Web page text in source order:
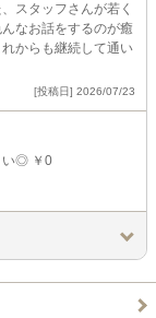
スタッフさんが若く
なお話をするのが癒
からも継続して通い
[投稿日] 2026/07/23
い◎ ￥0